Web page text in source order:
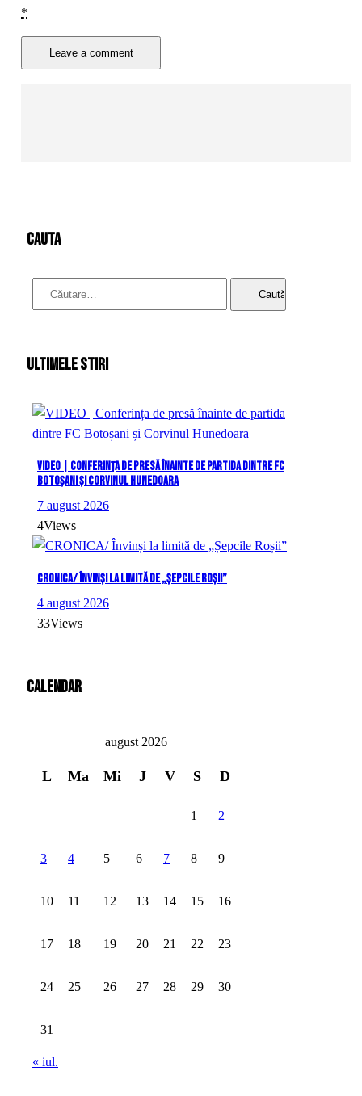
*
cauta
Caută
după:
Ultimele stiri
VIDEO | Conferința de presă înainte de partida dintre FC
Botoșani și Corvinul Hunedoara
7 august 2026
4Views
CRONICA/ Învinși la limită de „Șepcile Roșii”
4 august 2026
33Views
Calendar
august 2026
L Ma Mi J V S D
1 2
3 4 5 6 7 8 9
10 11 12 13 14 15 16
17 18 19 20 21 22 23
24 25 26 27 28 29 30
31
« iul.